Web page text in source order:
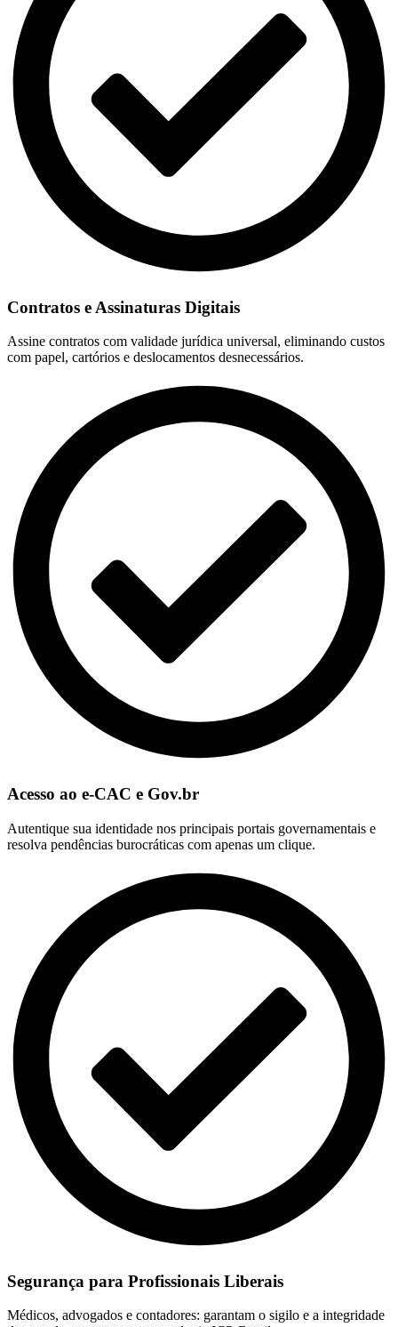
Contratos e Assinaturas Digitais
Assine contratos com validade jurídica universal, eliminando custos
com papel, cartórios e deslocamentos desnecessários.
Acesso ao e-CAC e Gov.br
Autentique sua identidade nos principais portais governamentais e
resolva pendências burocráticas com apenas um clique.
Segurança para Profissionais Liberais
Médicos, advogados e contadores: garantam o sigilo e a integridade